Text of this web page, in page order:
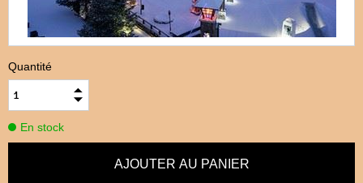
Quantité
En stock